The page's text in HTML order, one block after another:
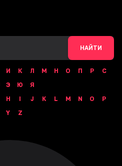
НАЙТИ
И К Л М Н О П Р
С
Э Ю
Я
H I J K L M N O
P
Y Z